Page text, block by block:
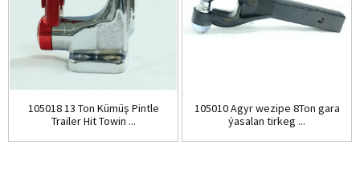
105018 13 Ton Kümüş Pintle
Trailer Hit Towin ...
105010 Agyr wezipe 8Ton gara
ýasalan tirkeg ...